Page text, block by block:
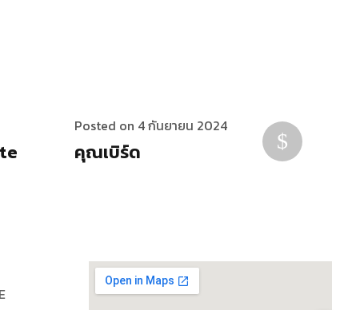
Posted on 4 กันยายน 2024
คุณเบิร์ด